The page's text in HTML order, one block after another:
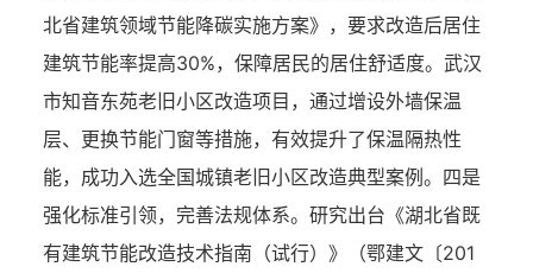
北省建筑领域节能降碳实施方案》，要求改造后居住
建筑节能率提高30%，保障居民的居住舒适度。武汉
市知音东苑老旧小区改造项目，通过增设外墙保温
层、更换节能门窗等措施，有效提升了保温隔热性
能，成功入选全国城镇老旧小区改造典型案例。四是
强化标准引领，完善法规体系。研究出台《湖北省既
有建筑节能改造技术指南（试行）》（鄂建文〔201